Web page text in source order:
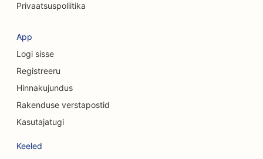
SEO valuutavahetusteenuste jaoks
SEO kraniofatsiaalsetele kirurgidele
Privaatsuspoliitika
App
Logi sisse
Registreeru
Hinnakujundus
Rakenduse verstapostid
Kasutajatugi
Keeled